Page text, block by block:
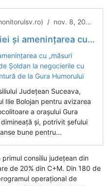
Monitorul de Suceava (www.monitorulsv.ro) / nov. 8, 2025 / Administrație
la negocierile cu Bolojan pentru șoseaua de centură de la Gura Humorului
Județean Suceava,
Ilie Bolojan pentru avizarea
a orașului Gura
și, potrivit șefului
bune pentru...
consiliu județean din
de 20% din C+M. Din 180 de
operațional de